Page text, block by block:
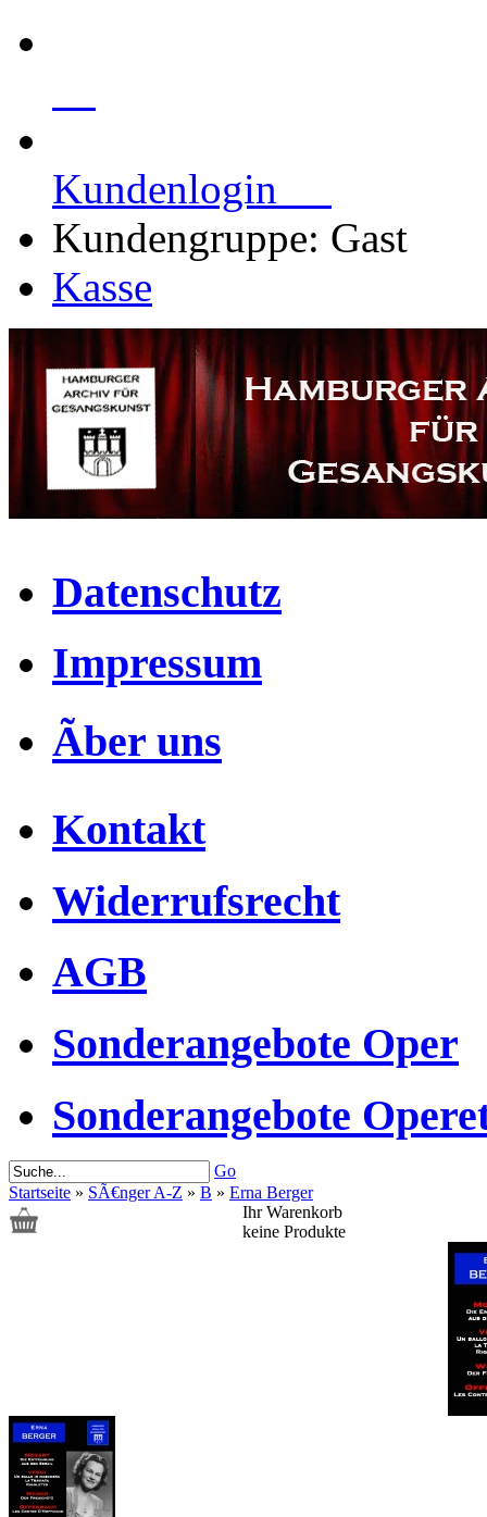
Kundenlogin
Kundengruppe: Gast
Kasse
Datenschutz
Impressum
Ãber uns
Kontakt
Widerrufsrecht
AGB
Sonderangebote Oper
Sonderangebote
Go
Startseite » SÃ€nger A-Z » B » Erna Berger
Ihr Warenkorb
keine Produkte